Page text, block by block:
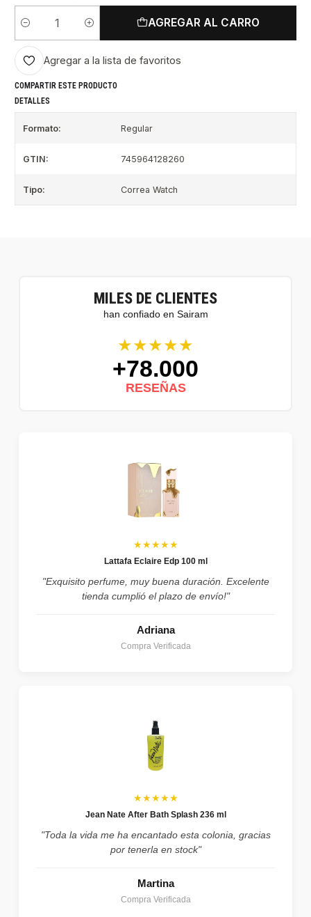
Cantidad
AGREGAR AL CARRO
Agregar a la lista de favoritos
COMPARTIR ESTE PRODUCTO
DETALLES
Formato: Regular
GTIN: 745964128260
Tipo: Correa Watch
MILES DE CLIENTES
han confiado en Sairam
★★★★★
+78.000
RESEÑAS
★★★★★
Lattafa Eclaire Edp 100 ml
"Exquisito perfume, muy buena duración. Excelente
tienda cumplió el plazo de envío!"
Adriana
Compra Verificada
★★★★★
Jean Nate After Bath Splash 236 ml
"Toda la vida me ha encantado esta colonia, gracias
por tenerla en stock"
Martina
Compra Verificada